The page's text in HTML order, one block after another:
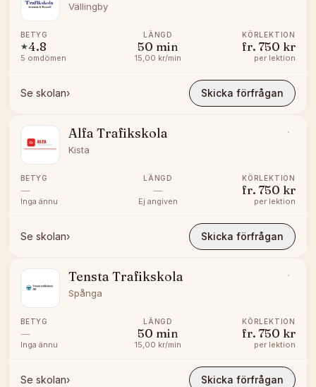
Vällingby
BETYG
★4.8
5 omdömen
LÄNGD
50 min
15,00 kr/min
KÖRLEKTION
fr. 750 kr
per lektion
Se skolan› Skicka förfrågan
Alfa Trafikskola
Kista
BETYG
—
Inga ännu
LÄNGD
—
Ej angiven
KÖRLEKTION
fr. 750 kr
per lektion
Se skolan› Skicka förfrågan
Tensta Trafikskola
Spånga
BETYG
—
Inga ännu
LÄNGD
50 min
15,00 kr/min
KÖRLEKTION
fr. 750 kr
per lektion
Se skolan› Skicka förfrågan